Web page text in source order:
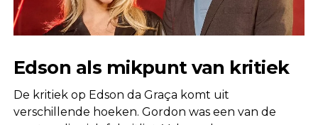
Edson als mikpunt van kritiek
De kritiek op Edson da Graça komt uit
verschillende hoeken. Gordon was een van de